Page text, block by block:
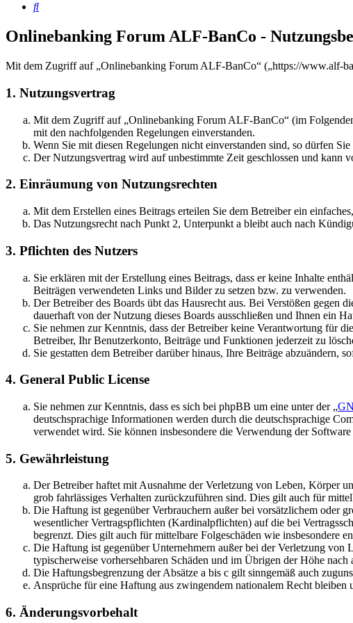
Suche
Onlinebanking Forum ALF-BanCo -
Mit dem Zugriff auf „Onlinebanking Forum ALF-BanCo“ („https://www.alf-
1. Nutzungsvertrag
Mit dem Zugriff auf „Onlinebanking Forum ALF-BanCo“ (im
mit den nachfolgenden Regelungen einverstanden.
Wenn Sie mit diesen Regelungen nicht einverstanden sind, so dürfen
Der Nutzungsvertrag wird auf unbestimmte Zeit geschlossen und kann
2. Einräumung von Nutzungsrechten
Mit dem Erstellen eines Beitrags erteilen Sie dem Betreiber ein
Das Nutzungsrecht nach Punkt 2, Unterpunkt a bleibt auch nach
3. Pflichten des Nutzers
Sie erklären mit der Erstellung eines Beitrags, dass er keine Inhalte
Beiträgen verwendeten Links und Bilder zu setzen bzw. zu verwenden.
Der Betreiber des Boards übt das Hausrecht aus. Bei Verstößen gegen
dauerhaft von der Nutzung dieses Boards ausschließen und Ihnen ein
Sie nehmen zur Kenntnis, dass der Betreiber keine Verantwortung für
Betreiber, Ihr Benutzerkonto, Beiträge und Funktionen jederzeit zu
Sie gestatten dem Betreiber darüber hinaus, Ihre Beiträge abzuändern,
4. General Public License
Sie nehmen zur Kenntnis, dass es sich bei phpBB um eine unter der „
deutschsprachige Informationen werden durch die deutschsprachige
verwendet wird. Sie können insbesondere die Verwendung der
5. Gewährleistung
Der Betreiber haftet mit Ausnahme der Verletzung von Leben, Körper
grob fahrlässiges Verhalten zurückzuführen sind. Dies gilt auch für
Die Haftung ist gegenüber Verbrauchern außer bei vorsätzlichem oder
wesentlicher Vertragspflichten (Kardinalpflichten) auf die bei
begrenzt. Dies gilt auch für mittelbare Folgeschäden wie insbesondere
Die Haftung ist gegenüber Unternehmern außer bei der Verletzung von
typischerweise vorhersehbaren Schäden und im Übrigen der Höhe
Die Haftungsbegrenzung der Absätze a bis c gilt sinngemäß auch
Ansprüche für eine Haftung aus zwingendem nationalem Recht bleiben
6. Änderungsvorbehalt